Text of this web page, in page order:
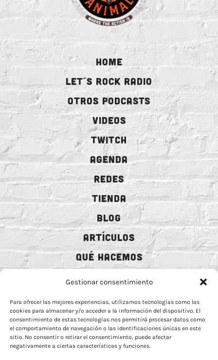
Gestionar consentimiento
Para ofrecer las mejores experiencias, utilizamos tecnologías como las
cookies para almacenar y/o acceder a la información del dispositivo. El
consentimiento de estas tecnologías nos permitirá procesar datos como
el comportamiento de navegación o las identificaciones únicas en este
sitio. No consentir o retirar el consentimiento, puede afectar
negativamente a ciertas características y funciones.
HOME
LET´S ROCK RADIO
OTROS PODCASTS
VIDEOS
TWITCH
AGENDA
REDES
TIENDA
BLOG
ARTÍCULOS
QUÉ HACEMOS
MECENAZGO
CONTACTO
BIO